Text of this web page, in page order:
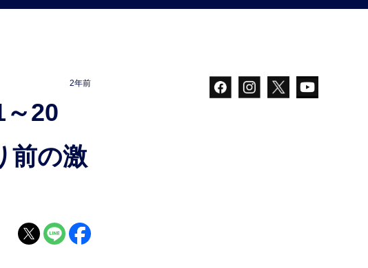
2年前
前の激